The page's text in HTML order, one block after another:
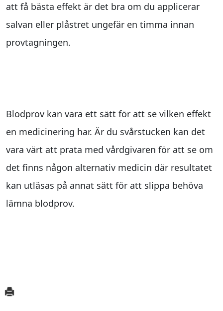
att få bästa effekt är det bra om du applicerar
salvan eller plåstret ungefär en timma innan
provtagningen.
Blodprov kan vara ett sätt för att se vilken effekt
en medicinering har. Är du svårstucken kan det
vara värt att prata med vårdgivaren för att se om
det finns någon alternativ medicin där resultatet
kan utläsas på annat sätt för att slippa behöva
lämna blodprov.